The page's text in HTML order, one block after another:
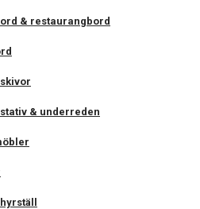
& restaurangbord
& underreden